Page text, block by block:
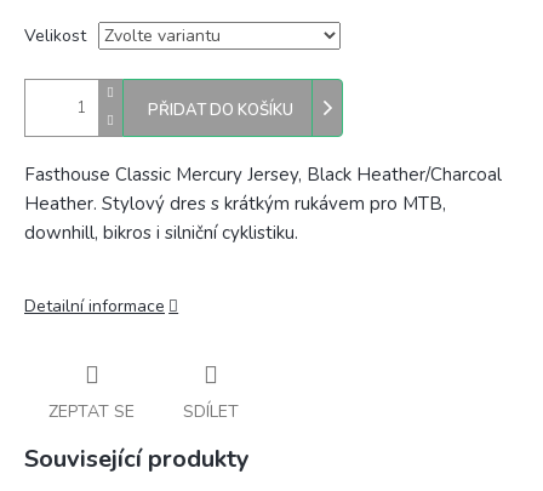
Velikost
PŘIDAT DO KOŠÍKU
Fasthouse Classic Mercury Jersey, Black Heather/Charcoal
Heather. Stylový dres s krátkým rukávem pro MTB,
downhill, bikros i silniční cyklistiku.
Detailní informace
ZEPTAT SE SDÍLET
Související produkty